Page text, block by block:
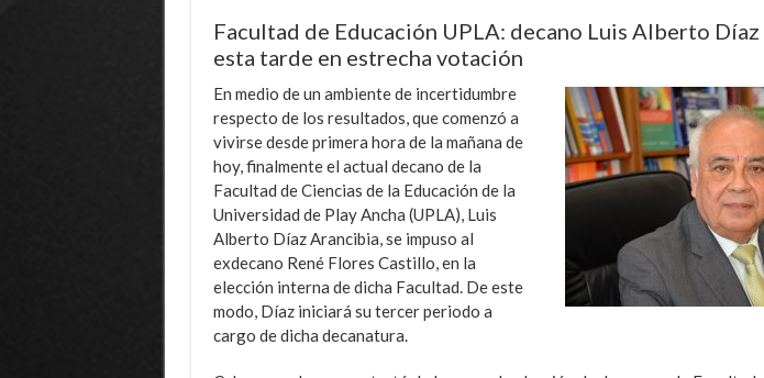
Facultad de Educación UPLA: decano Luis Alberto Díaz
esta tarde en estrecha votación
En medio de un ambiente de incertidumbre
respecto de los resultados, que comenzó a
vivirse desde primera hora de la mañana de
hoy, finalmente el actual decano de la
Facultad de Ciencias de la Educación de la
Universidad de Play Ancha (UPLA), Luis
Alberto Díaz Arancibia, se impuso al
exdecano René Flores Castillo, en la
elección interna de dicha Facultad. De este
modo, Díaz iniciará su tercer periodo a
cargo de dicha decanatura.